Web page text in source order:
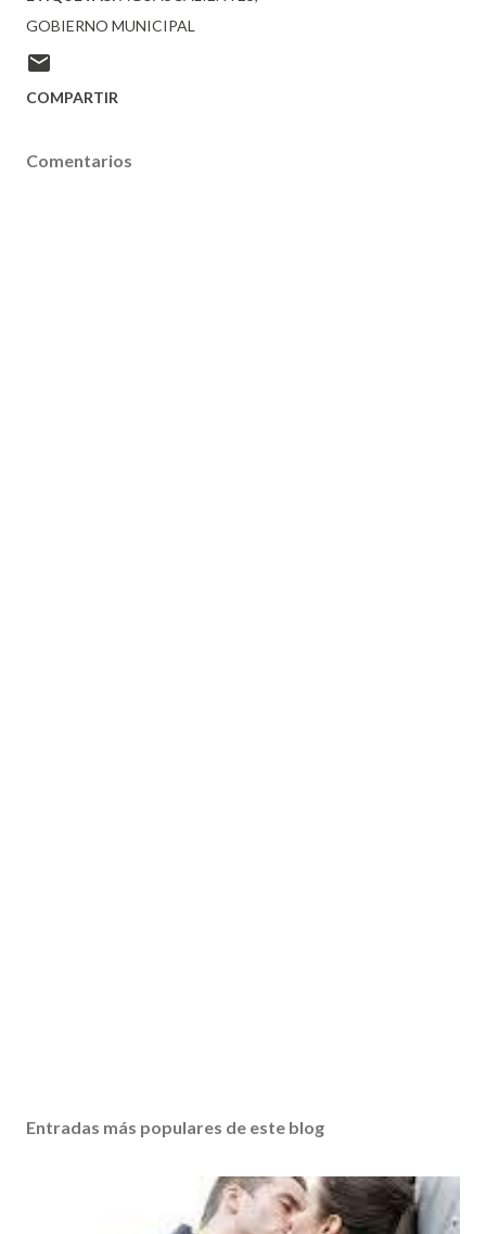
GOBIERNO MUNICIPAL
COMPARTIR
Comentarios
Entradas más populares de este blog